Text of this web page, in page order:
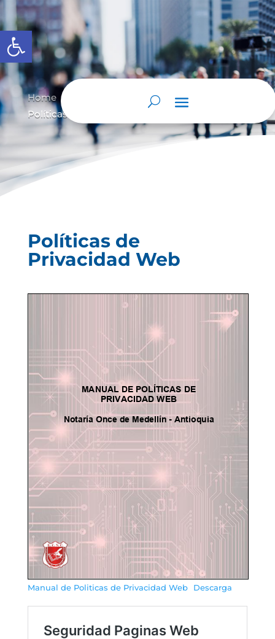
Abrir barra de herramientas
Home 9 Políticas de Privacidad Web
Políticas de Privacidad Web
Políticas de
Privacidad Web
Manual de Politicas de Privacidad Web Descarga